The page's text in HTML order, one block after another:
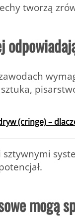
tworzą
(cringe) –
mogą